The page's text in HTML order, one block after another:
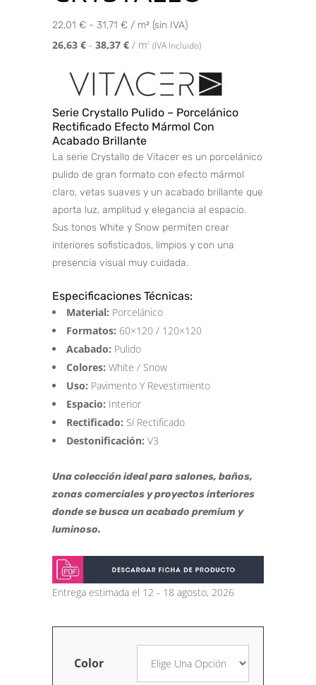
22,01 € - 31,71 € / m² (sin IVA)
26,63 € - 38,37 € / m2 (IVA Incluido)
Serie Crystallo Pulido – Porcelánico
Rectificado Efecto Mármol Con
Acabado Brillante
La serie Crystallo de Vitacer es un porcelánico
pulido de gran formato con efecto mármol
claro, vetas suaves y un acabado brillante que
aporta luz, amplitud y elegancia al espacio.
Sus tonos White y Snow permiten crear
interiores sofisticados, limpios y con una
presencia visual muy cuidada.
Especificaciones Técnicas:
Material: Porcelánico
Formatos: 60×120 / 120×120
Acabado: Pulido
Colores: White / Snow
Uso: Pavimento Y Revestimiento
Espacio: Interior
Rectificado: Sí Rectificado
Destonificación: V3
Una colección ideal para salones, baños,
zonas comerciales y proyectos interiores
donde se busca un acabado premium y
luminoso.
Entrega estimada el 12 - 18 agosto, 2026
Color